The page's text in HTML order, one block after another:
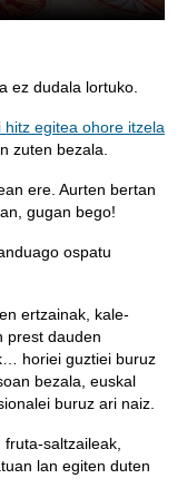
ez dudala lortuko.
egitea ohore itzela
zuten bezala.
ere. Aurten bertan
gugan bego!
ospatu
ertzainak, kale-
prest dauden
horiei guztiei buruz
bezala, euskal
buruz ari naiz.
saltzaileak,
lan egiten duten